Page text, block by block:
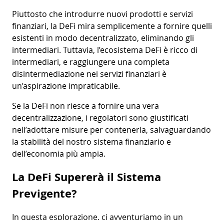
Piuttosto che introdurre nuovi prodotti e servizi
finanziari, la DeFi mira semplicemente a fornire quelli
esistenti in modo decentralizzato, eliminando gli
intermediari. Tuttavia, l’ecosistema DeFi è ricco di
intermediari, e raggiungere una completa
disintermediazione nei servizi finanziari è
un’aspirazione impraticabile.
Se la DeFi non riesce a fornire una vera
decentralizzazione, i regolatori sono giustificati
nell’adottare misure per contenerla, salvaguardando
la stabilità del nostro sistema finanziario e
dell’economia più ampia.
La DeFi Supererà il Sistema
Previgente?
In questa esplorazione, ci avventuriamo in un